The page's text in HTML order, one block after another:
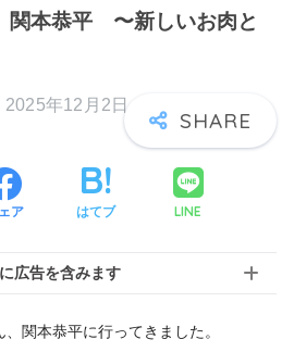
関本恭平 〜新しいお肉と
2025年12月2日
ア はてブ LINE
広告を含みます
関本恭平に行ってきました。